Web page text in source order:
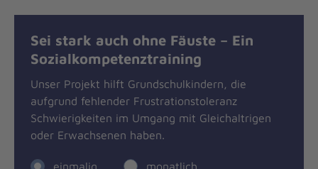
Sei stark auch ohne Fäuste – Ein
Sozialkompetenztraining
Unser Projekt hilft Grundschulkindern, die
aufgrund fehlender Frustrationstoleranz
Schwierigkeiten im Umgang mit Gleichaltrigen
oder Erwachsenen haben.
einmalig
monatlich